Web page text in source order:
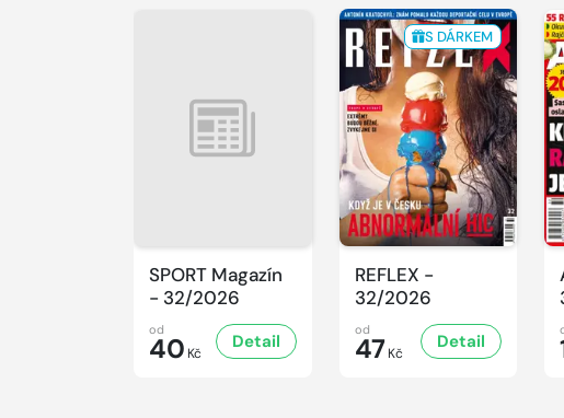
SPORT Magazín
- 32/2026
od
40 Kč
Detail
S DÁRKEM
REFLEX -
32/2026
od
47 Kč
Detail